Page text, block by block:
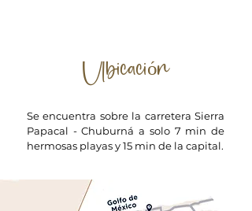
Ubicación
Se encuentra sobre la carretera Sierra
Papacal - Chuburná a solo 7 min de
hermosas playas y 15 min de la capital.